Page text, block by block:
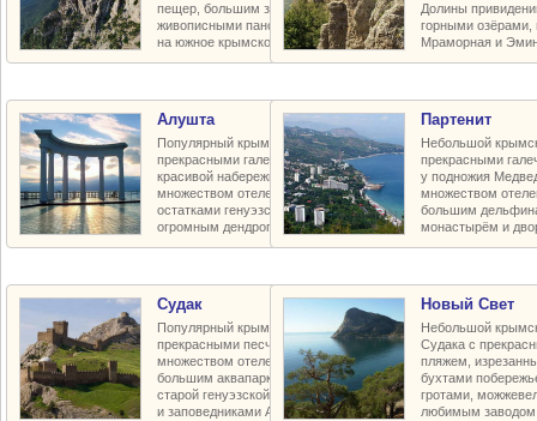
пещер, большим заповедным плато,
живописными панорамными видами
на южное крымское побережье
Долины
горными
Мраморная и
Алушта
Популярный крымский курорт с
прекрасными галечными пляжами,
красивой набережной и парками,
множеством отелей и пансионатов,
остатками генуэзской крепости и
огромным дендропарком в горах
Партенит
Небольшой
прекрасными
у подножия
множеством
большим
монастырём и
Судак
Популярный крымский курорт с
прекрасными песчаными пляжами,
множеством отелей и пансионатов,
большим аквапарком, воссозданной
старой генуэзской крепостью XV в.
и заповедниками Алчак-Меганом
Новый Свет
Небольшой
Судака с
пляжем,
бухтами
гротами,
любимым